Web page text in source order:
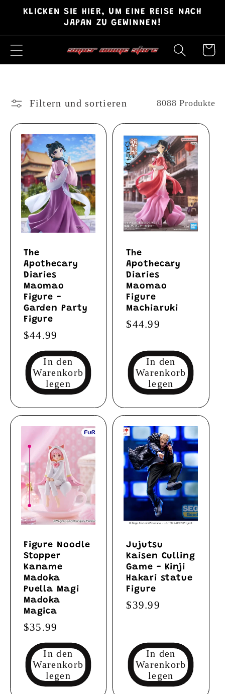
Direkt
KLICKEN SIE HIER, UM EINE REISE NACH
JAPAN ZU GEWINNEN!
Filtern und sortieren 8088 Produkte
The
Apothecary
Diaries
Maomao
Figure -
Garden Party
Figure
Normaler
Preis
$44.99
In den
Warenkorb
legen
The
Apothecary
Diaries
Maomao
Figure
Machiaruki
Normaler
$44.99
In den
Warenkorb
legen
Figure Noodle
Stopper
Kaname
Madoka
Puella Magi
Madoka
Magica
Normaler
Preis
$35.99
In den
Warenkorb
legen
Jujutsu
Kaisen Culling
Game - Kinji
Hakari statue
Figure
Normaler
$39.99
In den
Warenkorb
legen